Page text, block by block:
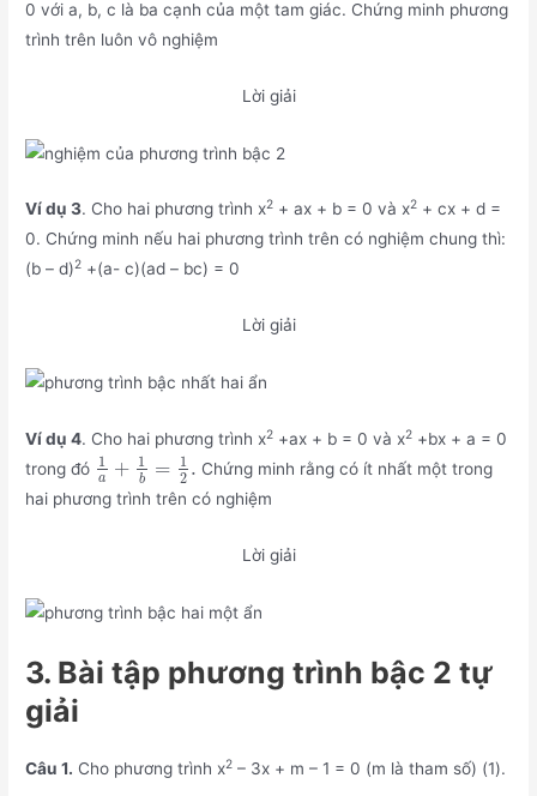
0 với a, b, c là ba cạnh của một tam giác. Chứng minh phương
trình trên luôn vô nghiệm
Lời giải
Ví dụ 3. Cho hai phương trình x2 + ax + b = 0 và x2 + cx + d =
0. Chứng minh nếu hai phương trình trên có nghiệm chung thì:
(b – d)2 +(a- c)(ad – bc) = 0
Lời giải
Ví dụ 4. Cho hai phương trình x2 +ax + b = 0 và x2 +bx + a = 0
trong đó 1
a + 1
b =
1
2 . Chứng minh rằng có ít nhất một trong
hai phương trình trên có nghiệm
Lời giải
3. Bài tập phương trình bậc 2 tự
giải
Câu 1. Cho phương trình x2 – 3x + m – 1 = 0 (m là tham số) (1).